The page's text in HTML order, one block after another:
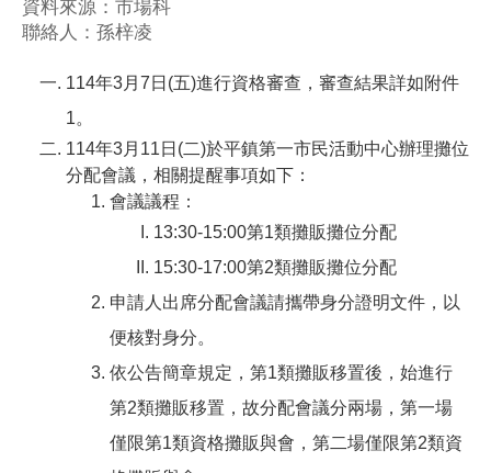
資料來源：市場科
聯絡人：孫梓凌
114年3月7日(五)進行資格審查，審查結果詳如附件
1。
114年3月11日(二)於平鎮第一市民活動中心辦理攤位
分配會議，相關提醒事項如下：
會議議程：
13:30-15:00第1類攤販攤位分配
15:30-17:00第2類攤販攤位分配
申請人出席分配會議請攜帶身分證明文件，以
便核對身分。
依公告簡章規定，第1類攤販移置後，始進行
第2類攤販移置，故分配會議分兩場，第一場
僅限第1類資格攤販與會，第二場僅限第2類資